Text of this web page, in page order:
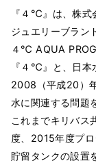
『４℃』は、株式
ジュエリーブラン
４℃ AQUA
『４℃』と、日本
2008（平成20）
水に関連する問題
これまでキリバス
度、2015年度プ
貯留タンクの設置